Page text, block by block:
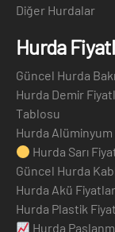
Diğer Hurdalar
Hurda
Güncel Hurda
Hurda Demir
Tablosu
Hurda Alüminyum
Hurda Sarı
Güncel Hurda
Hurda Akü
Hurda Plastik
Hurda